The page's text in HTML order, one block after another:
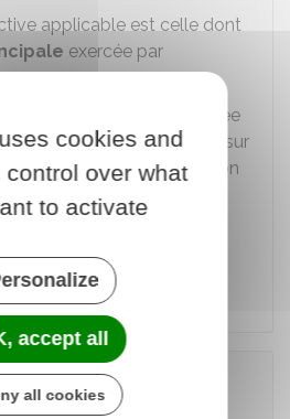
applicable est celle dont
exercée par
Insee
l'entreprise,est un indice
sur
et donc sur la convention
plusieurs conventions
chaque champ
de validité d'une
?
cookies and
over what
to activate
accept all
all cookies